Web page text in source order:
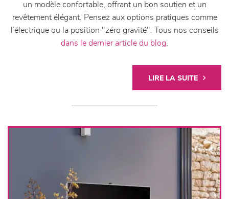
un modèle confortable, offrant un bon soutien et un
revêtement élégant. Pensez aux options pratiques comme
l’électrique ou la position "zéro gravité". Tous nos conseils
dans le dernier article du blog
LIRE LA SUITE